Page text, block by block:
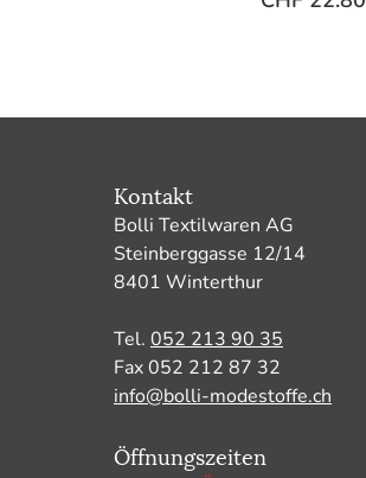
Kontakt
Bolli Textilwaren AG
Steinberggasse 12/14
8401 Winterthur
Tel. 052 213 90 35
Fax 052 212 87 32
info@bolli-modestoffe.ch
Öffnungszeiten